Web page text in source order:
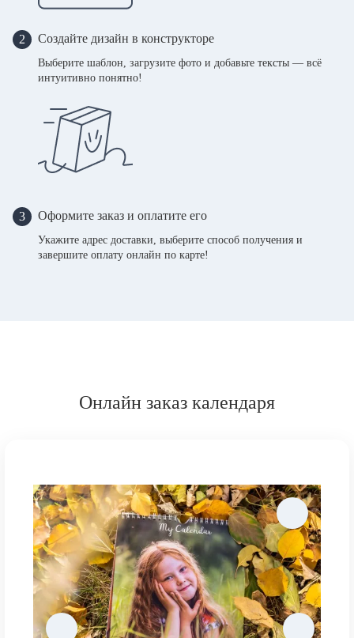
2 Создайте дизайн в конструкторе
Выберите шаблон, загрузите фото и добавьте тексты — всё
интуитивно понятно!
3 Оформите заказ и оплатите его
Укажите адрес доставки, выберите способ получения и
завершите оплату онлайн по карте!
Онлайн заказ календаря